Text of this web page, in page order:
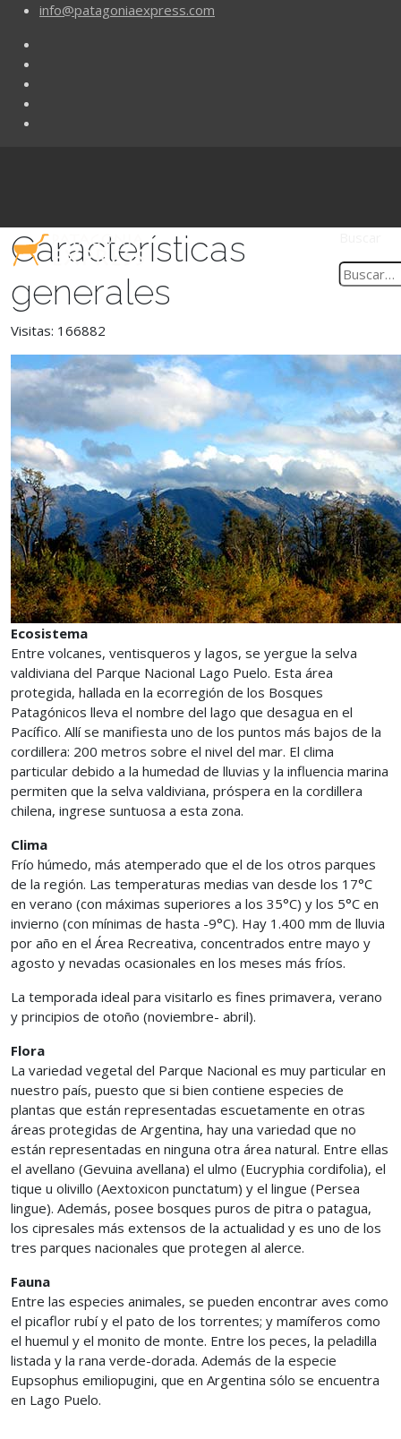
info@patagoniaexpress.com
Características
generales
Visitas: 166882
Ecosistema
Entre volcanes, ventisqueros y lagos, se yergue la selva
valdiviana del Parque Nacional Lago Puelo. Esta área
protegida, hallada en la ecorregión de los Bosques
Patagónicos lleva el nombre del lago que desagua en el
Pacífico. Allí se manifiesta uno de los puntos más bajos de la
cordillera: 200 metros sobre el nivel del mar. El clima
particular debido a la humedad de lluvias y la influencia marina
permiten que la selva valdiviana, próspera en la cordillera
chilena, ingrese suntuosa a esta zona.
Clima
Frío húmedo, más atemperado que el de los otros parques
de la región. Las temperaturas medias van desde los 17°C
en verano (con máximas superiores a los 35°C) y los 5°C en
invierno (con mínimas de hasta -9°C). Hay 1.400 mm de lluvia
por año en el Área Recreativa, concentrados entre mayo y
agosto y nevadas ocasionales en los meses más fríos.
La temporada ideal para visitarlo es fines primavera, verano
y principios de otoño (noviembre- abril).
Flora
La variedad vegetal del Parque Nacional es muy particular en
nuestro país, puesto que si bien contiene especies de
plantas que están representadas escuetamente en otras
áreas protegidas de Argentina, hay una variedad que no
están representadas en ninguna otra área natural. Entre ellas
el avellano (Gevuina avellana) el ulmo (Eucryphia cordifolia), el
tique u olivillo (Aextoxicon punctatum) y el lingue (Persea
lingue). Además, posee bosques puros de pitra o patagua,
los cipresales más extensos de la actualidad y es uno de los
tres parques nacionales que protegen al alerce.
Fauna
Entre las especies animales, se pueden encontrar aves como
el picaflor rubí y el pato de los torrentes; y mamíferos como
el huemul y el monito de monte. Entre los peces, la peladilla
listada y la rana verde-dorada. Además de la especie
Eupsophus emiliopugini, que en Argentina sólo se encuentra
en Lago Puelo.